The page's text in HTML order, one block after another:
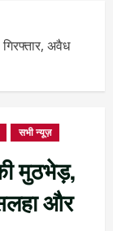
अवैध
सभी न्यूज़
मुठभेड़,
और